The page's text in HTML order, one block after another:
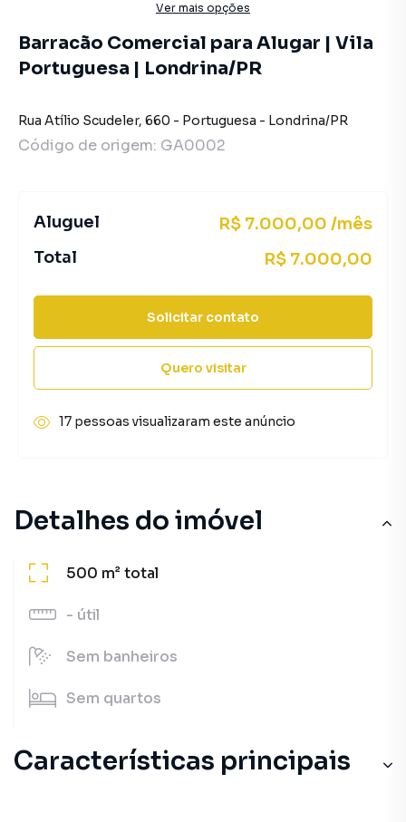
Detalhes do imóvel
500 m²total
- útil
Sem banheiros
Sem quartos
Características principais
Ver mais opções
Barracão Comercial para Alugar | Vila
Portuguesa | Londrina/PR
Rua Atílio Scudeler, 660 - Portuguesa - Londrina/PR
Código de origem: GA0002
Aluguel
R$ 7.000,00 /mês
Total
R$ 7.000,00
Solicitar contato
Quero visitar
17 pessoas visualizaram este anúncio